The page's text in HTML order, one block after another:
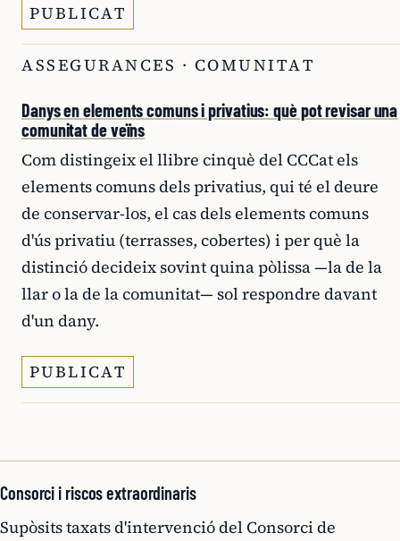
PUBLICAT
ASSEGURANCES · COMUNITAT
Danys en elements comuns i privatius: què pot revisar una
comunitat de veïns
Com distingeix el llibre cinquè del CCCat els
elements comuns dels privatius, qui té el deure
de conservar-los, el cas dels elements comuns
d'ús privatiu (terrasses, cobertes) i per què la
distinció decideix sovint quina pòlissa —la de la
llar o la de la comunitat— sol respondre davant
d'un dany.
PUBLICAT
Consorci i riscos extraordinaris
Supòsits taxats d'intervenció del Consorci de